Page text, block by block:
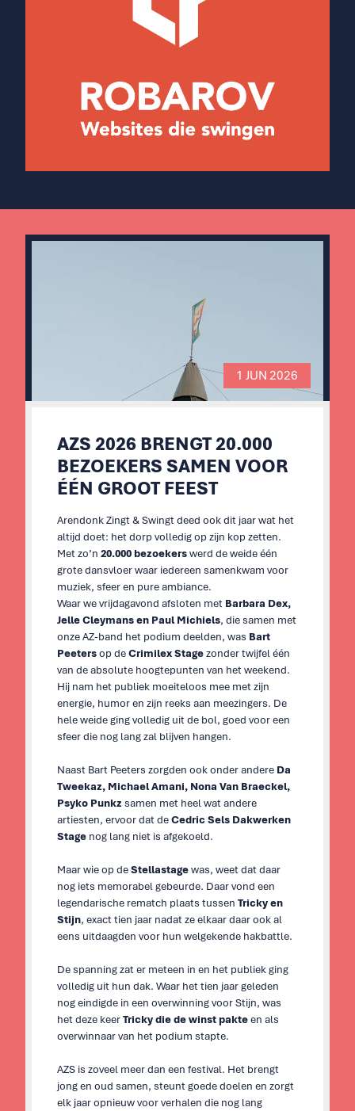
1 JUN 2026
AZS 2026 BRENGT 20.000
BEZOEKERS SAMEN VOOR
ÉÉN GROOT FEEST​
Arendonk Zingt & Swingt deed ook dit jaar wat het
altijd doet: het dorp volledig op zijn kop zetten.
Met zo’n 20.000 bezoekerswerd de weide één
grote dansvloer waar iedereen samenkwam voor
muziek, sfeer en pure ambiance.
Waar we vrijdagavond afsloten met Barbara Dex,
Jelle Cleymans en Paul Michiels, die samen met
onze AZ-band het podium deelden, was Bart
Peetersop deCrimilex Stagezonder twijfel één
van de absolute hoogtepunten van het weekend.
Hij nam het publiek moeiteloos mee met zijn
energie, humor en zijn reeks aan meezingers. De
hele weide ging volledig uit de bol, goed voor een
sfeer die nog lang zal blijven hangen.
Naast Bart Peeters zorgden ook onder andere Da
Tweekaz, Michael Amani, Nona Van Braeckel,
Psyko Punkzsamen met heel wat andere
artiesten, ervoor dat deCedric Sels Dakwerken
Stage nog lang niet is afgekoeld.
Maar wie op deStellastagewas, weet dat daar
nog iets memorabel gebeurde. Daar vond een
legendarische rematch plaats tussen Tricky en
Stijn, exact tien jaar nadat ze elkaar daar ook al
eens uitdaagden voor hun welgekende hakbattle.
De spanning zat er meteen in en het publiek ging
volledig uit hun dak. Waar het tien jaar geleden
nog eindigde in een overwinning voor Stijn, was
het deze keerTricky die de winst pakteen als
overwinnaar van het podium stapte.
AZS is zoveel meer dan een festival. Het brengt
jong en oud samen, steunt goede doelen en zorgt
elk jaar opnieuw voor verhalen die nog lang